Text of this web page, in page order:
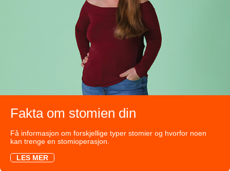
Fakta om stomien din
Få informasjon om forskjellige typer stomier og hvorfor noen
kan trenge en stomioperasjon.
LES MER